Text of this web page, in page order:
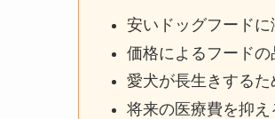
安いドッグフード
価格によるフード
愛犬が長生きする
将来の医療費を抑